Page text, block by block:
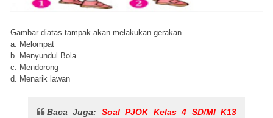
Gambar diatas tampak akan melakukan gerakan . . . . .
a. Melompat
b. Menyundul Bola
c. Mendorong
d. Menarik lawan
Baca Juga: Soal PJOK Kelas 4 SD/MI K13